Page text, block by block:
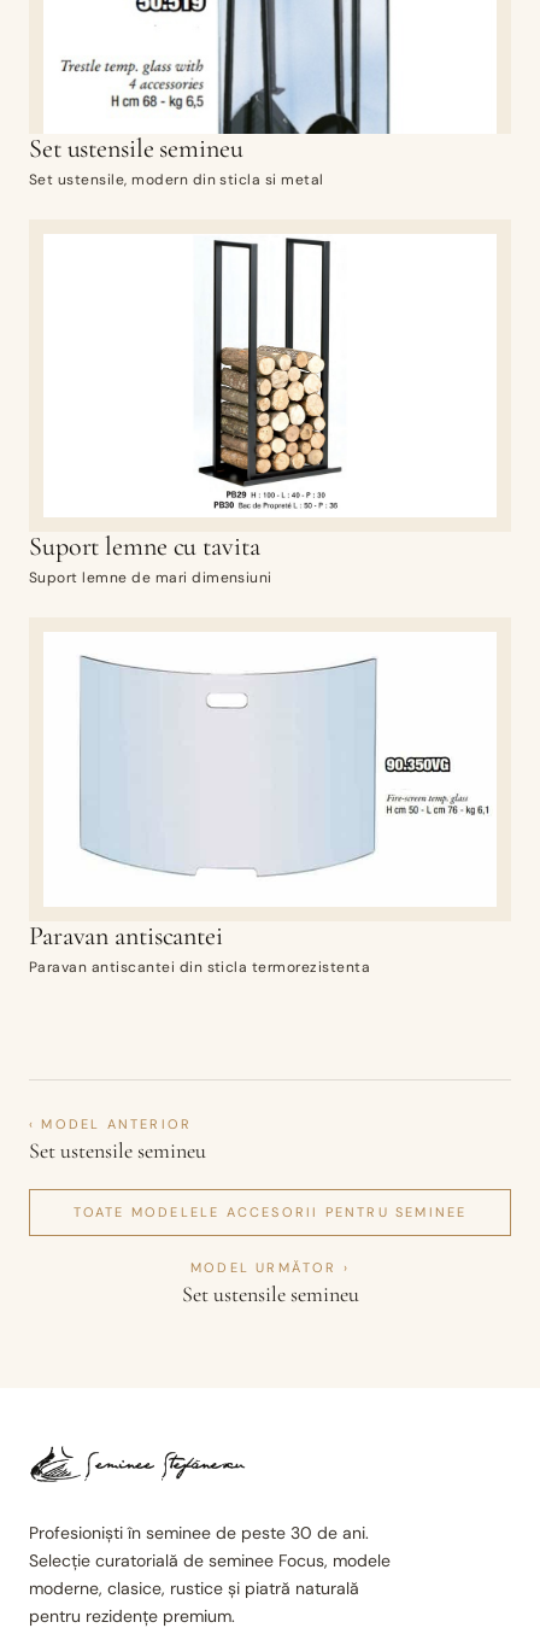
Set ustensile semineu
Set ustensile, modern din sticla si metal
Suport lemne cu tavita
Suport lemne de mari dimensiuni
Paravan antiscantei
Paravan antiscantei din sticla termorezistenta
‹ MODEL ANTERIOR
Set ustensile semineu
TOATE MODELELE ACCESORII PENTRU SEMINEE
MODEL URMĂTOR ›
Set ustensile semineu
Profesioniști în seminee de peste 30 de ani.
Selecție curatorială de seminee Focus, modele
moderne, clasice, rustice și piatră naturală
pentru rezidențe premium.